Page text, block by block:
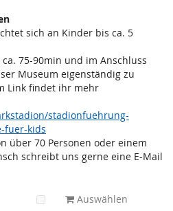
sich an Kinder bis ca. 5
75-90min und im Anschluss
Museum eigenständig zu
Link findet ihr mehr
stadionfuehrung-
fuer-kids
über 70 Personen oder einem
schreibt uns gerne eine E-Mail
Auswählen